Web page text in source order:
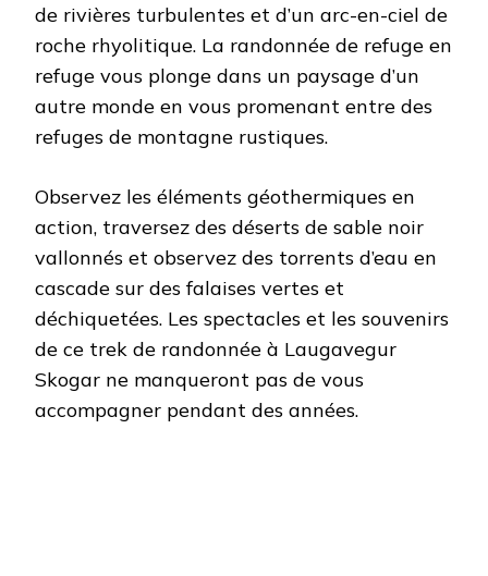
de rivières turbulentes et d’un arc-en-ciel de
roche rhyolitique. La randonnée de refuge en
refuge vous plonge dans un paysage d’un
autre monde en vous promenant entre des
refuges de montagne rustiques.
Observez les éléments géothermiques en
action, traversez des déserts de sable noir
vallonnés et observez des torrents d’eau en
cascade sur des falaises vertes et
déchiquetées. Les spectacles et les souvenirs
de ce trek de randonnée à Laugavegur
Skogar ne manqueront pas de vous
accompagner pendant des années.